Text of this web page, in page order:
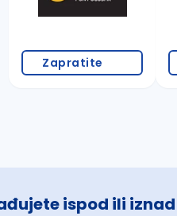
Zapratite
ispod ili